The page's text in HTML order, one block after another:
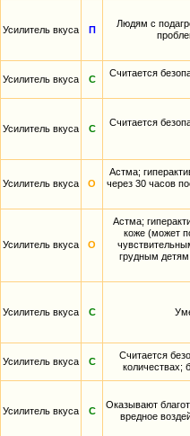
Усилитель вкуса П
Людям с
Усилитель вкуса С
Считается
Усилитель вкуса С
Считается
Усилитель вкуса О
Астма;
через 30 часов
Усилитель вкуса О
Астма;
коже (может
грудным
Усилитель вкуса С
Усилитель вкуса С
Считается
количествах;
Усилитель вкуса С
Оказывают
вредное